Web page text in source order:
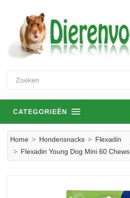
CATEGORIEËN
Home Hondensnacks
Flexadin
Flexadin Young Dog Mini 60 Chews